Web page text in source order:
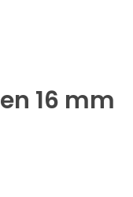
16 mm